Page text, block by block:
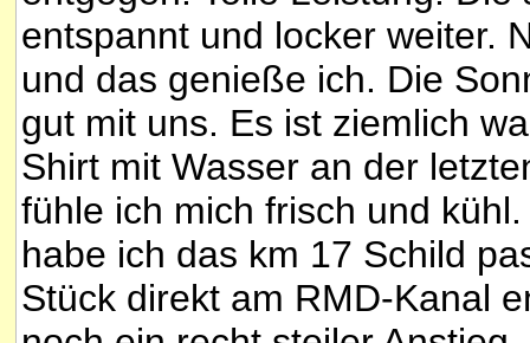
entspannt und locker weiter.
und das genieße ich. Die
gut mit uns. Es ist ziemlich
Shirt mit Wasser an der
fühle ich mich frisch und
habe ich das km 17 Schild
Stück direkt am RMD-Kanal